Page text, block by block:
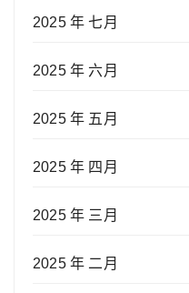
2025 年 七月
2025 年 六月
2025 年 五月
2025 年 四月
2025 年 三月
2025 年 二月